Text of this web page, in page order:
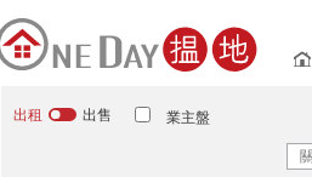
出租 出售 業主盤